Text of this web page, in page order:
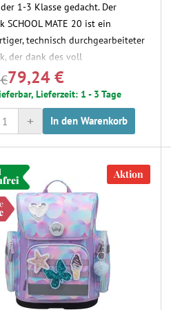
1-3 Klasse gedacht. Der
SCHOOL MATE 20 ist ein
technisch durchgearbeiteter
der dank des voll
SP-Rückensystems mit
mit wächst. Das ergonomische
Rucksacks mit Hüftgurt
die gesunde Entwicklung der
79,24 €
Lieferzeit: 1 - 3 Tage
+ In den Warenkorb
Aktion